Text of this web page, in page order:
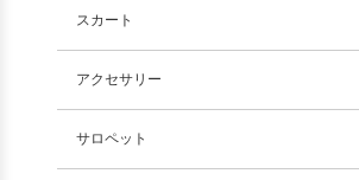
スカート
アクセサリー
サロペット